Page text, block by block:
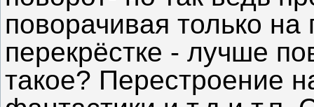
поворачивая только
перекрёстке - лучше
такое? Перестроение